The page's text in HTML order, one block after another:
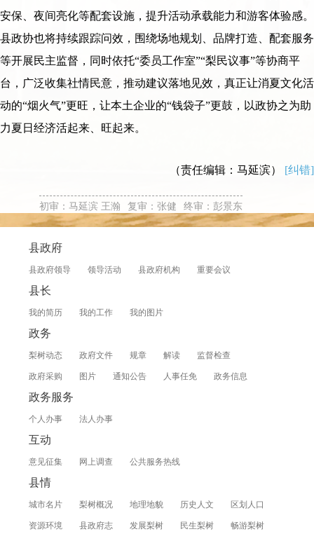
安保、夜间亮化等配套设施，提升活动承载能力和游客体验感。
县政协也将持续跟踪问效，围绕场地规划、品牌打造、配套服务
等开展民主监督，同时依托“委员工作室”“梨民议事”等协商平
台，广泛收集社情民意，推动建议落地见效，真正让消夏文化活
动的“烟火气”更旺，让本土企业的“钱袋子”更鼓，以政协之为助
力夏日经济活起来、旺起来。
（责任编辑：马延滨） [纠错]
初审：马延滨 王瀚 复审：张健 终审：彭景东
县政府
县政府领导 领导活动 县政府机构 重要会议
县长
我的简历 我的工作 我的图片
政务
梨树动态 政府文件 规章 解读 监督检查
政府采购 图片 通知公告 人事任免 政务信息
政务服务
个人办事 法人办事
互动
意见征集 网上调查 公共服务热线
县情
城市名片 梨树概况 地理地貌 历史人文 区划人口
资源环境 县政府志 发展梨树 民生梨树 畅游梨树